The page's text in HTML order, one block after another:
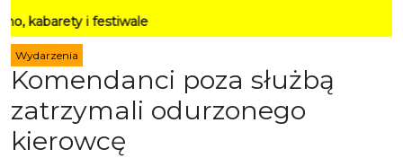
i festiwale
Wydarzenia
Komendanci poza służbą
zatrzymali odurzonego
kierowcę